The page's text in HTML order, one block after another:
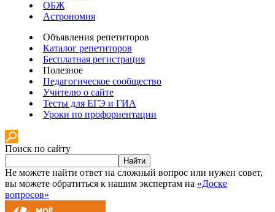
ОБЖ
Астрономия
Объявления репетиторов
Каталог репетиторов
Бесплатная регистрация
Полезное
Педагогическое сообщество
Учителю о сайте
Тесты для ЕГЭ и ГИА
Уроки по профориентации
Поиск по сайту
Найти
Не можете найти ответ на сложный вопрос или нужен совет,
вы можете обратиться к нашим экспертам на «Доске
вопросов»